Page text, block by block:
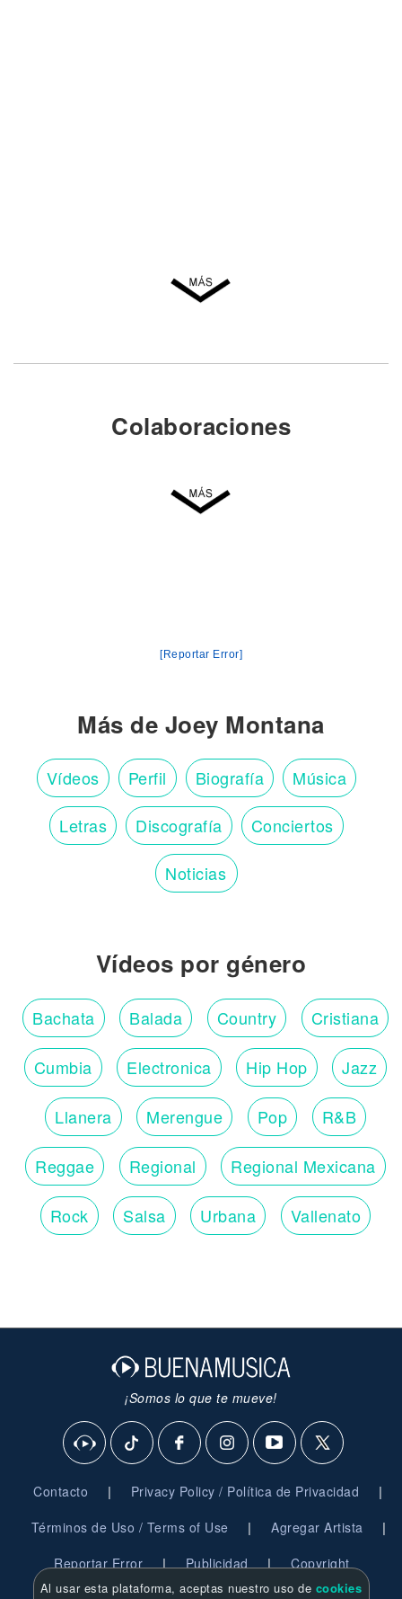
Colaboraciones
[Reportar Error]
Más de Joey Montana
Vídeos Perfil Biografía Música
Letras Discografía Conciertos
Noticias
Vídeos por género
Bachata Balada Country Cristiana
Cumbia Electronica Hip Hop Jazz
Llanera Merengue Pop R&B
Reggae Regional Regional Mexicana
Rock Salsa Urbana Vallenato
¡Somos lo que te mueve!
Contacto | Privacy Policy / Política de Privacidad |
Términos de Uso / Terms of Use | Agregar Artista |
Reportar Error | Publicidad | Copyright
Al usar esta plataforma, aceptas nuestro uso de cookies